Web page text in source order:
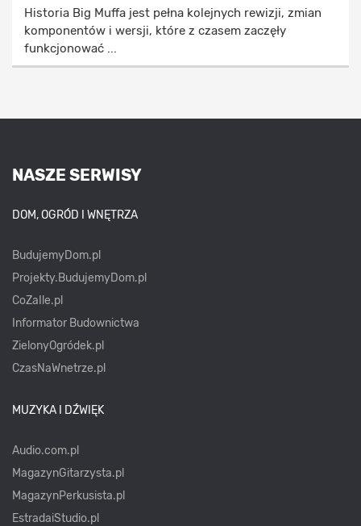
Historia Big Muffa jest pełna kolejnych rewizji, zmian
komponentów i wersji, które z czasem zaczęły
funkcjonować ...
NASZE SERWISY
DOM, OGRÓD I WNĘTRZA
BudujemyDom.pl
Projekty.BudujemyDom.pl
CoZaIle.pl
Informator Budownictwa
ZielonyOgródek.pl
CzasNaWnetrze.pl
MUZYKA I DŹWIĘK
Audio.com.pl
MagazynGitarzysta.pl
MagazynPerkusista.pl
EstradaiStudio.pl